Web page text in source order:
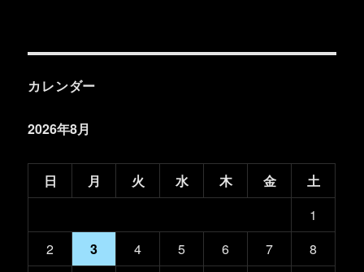
カレンダー
2026年8月
日 月 火 水 木 金
土
1
2
3 4 5 6 7
8